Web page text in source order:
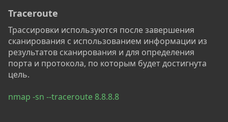
Traceroute
Трассировки используются после завершения
сканирования с использованием информации из
результатов сканирования и для определения
порта и протокола, по которым будет достигнута
цель.
nmap -sn --traceroute 8.8.8.8